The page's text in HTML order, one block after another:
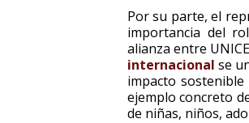
Por su parte, el
importancia del
alianza entre
internacional se
impacto
ejemplo concreto
de niñas, niños,